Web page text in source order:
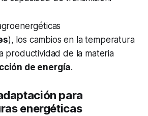
), los cambios en la temperatura
productividad de la materia
de energía.
para
energéticas